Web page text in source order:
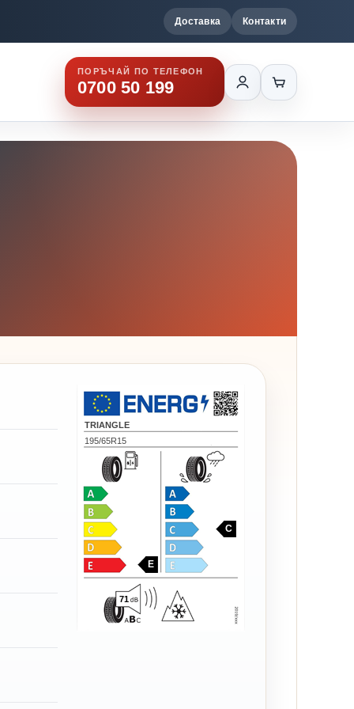
Доставка Контакти
ПОРЪЧАЙ ПО ТЕЛЕФОН
0700 50 199
TRIANGLE
195/65R15
E
C
71